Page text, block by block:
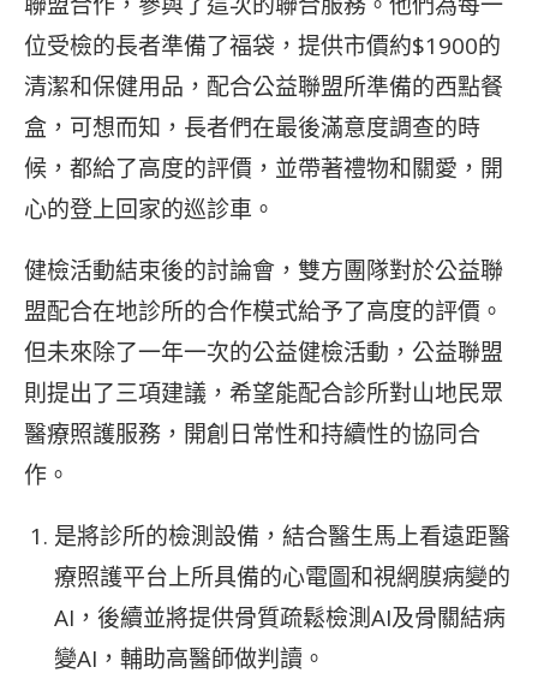
位受檢的長者準備了福袋，提供市價約$1900的
清潔和保健用品，配合公益聯盟所準備的西點餐
盒，可想而知，長者們在最後滿意度調查的時
候，都給了高度的評價，並帶著禮物和關愛，開
心的登上回家的巡診車。
健檢活動結束後的討論會，雙方團隊對於公益聯
盟配合在地診所的合作模式給予了高度的評價。
但未來除了一年一次的公益健檢活動，公益聯盟
則提出了三項建議，希望能配合診所對山地民眾
醫療照護服務，開創日常性和持續性的協同合
作。
是將診所的檢測設備，結合醫生馬上看遠距醫
療照護平台上所具備的心電圖和視網膜病變的
AI，後續並將提供骨質疏鬆檢測AI及骨關結病
變AI，輔助高醫師做判讀。